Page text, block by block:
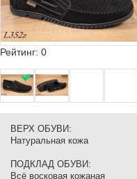
Рейтинг: 0
ВЕРХ ОБУВИ :
Натуральная кожа
ПОДКЛАД ОБУВИ :
Всё восковая кожаная